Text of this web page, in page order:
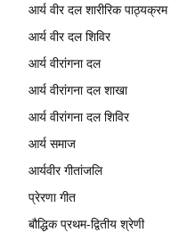
आर्य वीर दल शारीरिक पाठ्यक्रम
आर्य वीर दल शिविर
आर्य वीरांगना दल
आर्य वीरांगना दल शाखा
आर्य वीरांगना दल शिविर
आर्य समाज
आर्यवीर गीतांजलि
प्रेरणा गीत
बौद्धिक प्रथम-द्वितीय श्रेणी